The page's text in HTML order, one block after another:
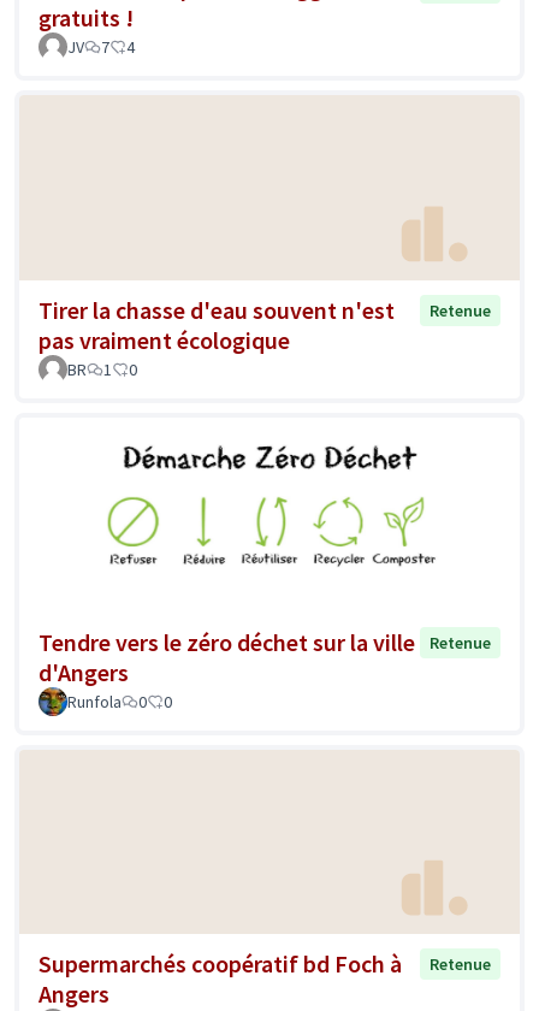
gratuits !
JV 7 4
Tirer la chasse d'eau souvent n'est
pas vraiment écologique
Retenue
BR 1 0
Tendre vers le zéro déchet sur la ville
d'Angers
Retenue
Runfola 0 0
Supermarchés coopératif bd Foch à
Angers
Retenue